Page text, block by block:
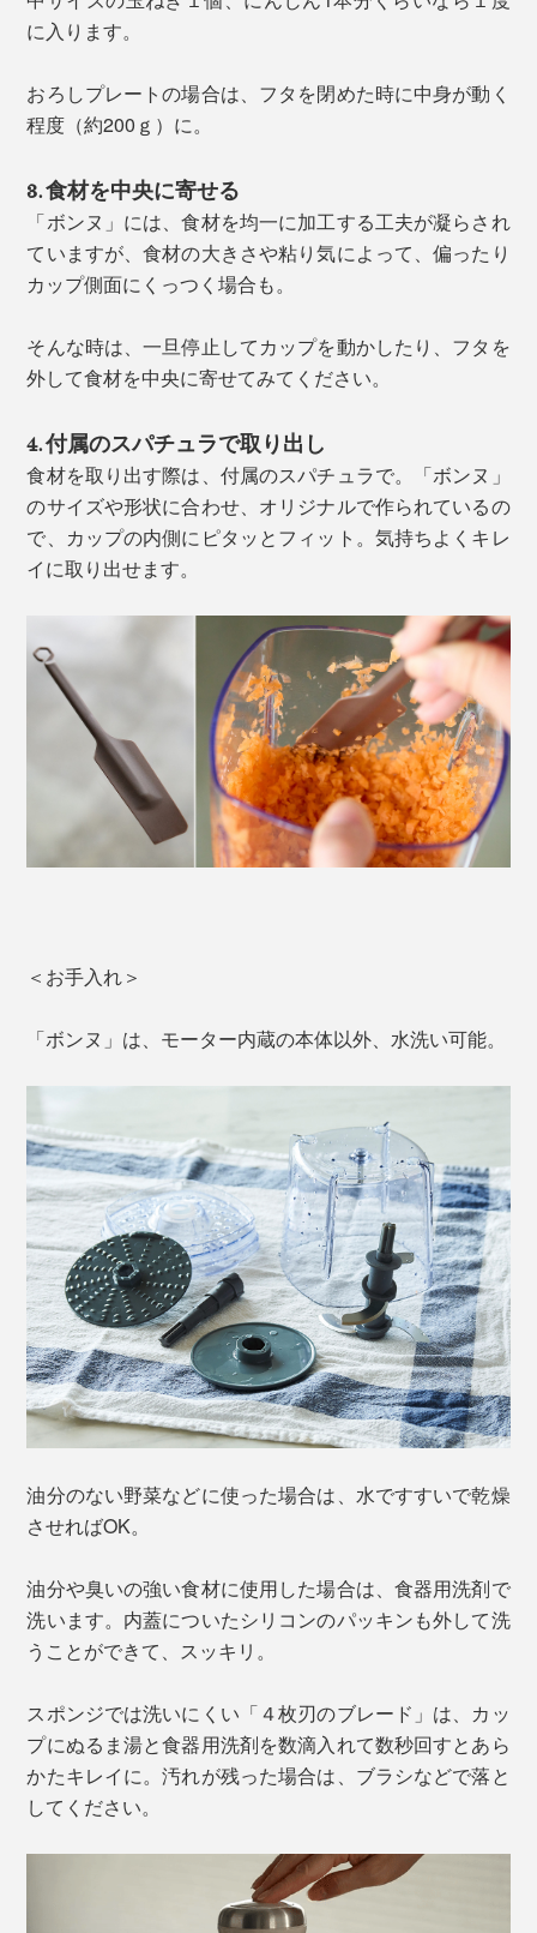
に入ります。
おろしプレートの場合は、フタを閉めた時に中身が動く
程度（約200ｇ）に。
3. 食材を中央に寄せる
「ボンヌ」には、食材を均一に加工する工夫が凝らされ
ていますが、食材の大きさや粘り気によって、偏ったり
カップ側面にくっつく場合も。
そんな時は、一旦停止してカップを動かしたり、フタを
外して食材を中央に寄せてみてください。
4. 付属のスパチュラで取り出し
食材を取り出す際は、付属のスパチュラで。「ボンヌ」
のサイズや形状に合わせ、オリジナルで作られているの
で、カップの内側にピタッとフィット。気持ちよくキレ
イに取り出せます。
＜お手入れ＞
「ボンヌ」は、モーター内蔵の本体以外、水洗い可能。
油分のない野菜などに使った場合は、水ですすいで乾燥
させればOK。
油分や臭いの強い食材に使用した場合は、食器用洗剤で
洗います。内蓋についたシリコンのパッキンも外して洗
うことができて、スッキリ。
スポンジでは洗いにくい「４枚刃のブレード」は、カッ
プにぬるま湯と食器用洗剤を数滴入れて数秒回すとあら
かたキレイに。汚れが残った場合は、ブラシなどで落と
してください。